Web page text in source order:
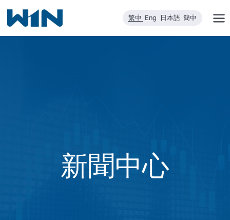
內
繁中 Eng 日本語 簡中
新聞中心